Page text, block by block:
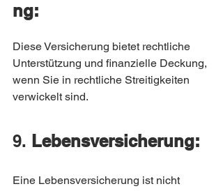
ng:
Diese Versicherung bietet rechtliche
Unterstützung und finanzielle Deckung,
wenn Sie in rechtliche Streitigkeiten
verwickelt sind.
9. Lebensversicherung:
Eine Lebensversicherung ist nicht